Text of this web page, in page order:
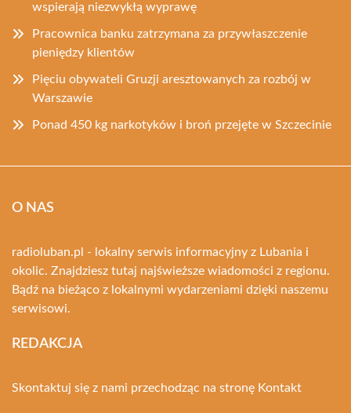
wspierają niezwykłą wyprawę
Pracownica banku zatrzymana za przywłaszczenie
pieniędzy klientów
Pięciu obywateli Gruzji aresztowanych za rozbój w
Warszawie
Ponad 450 kg narkotyków i broń przejęte w Szczecinie
O NAS
radioluban.pl - lokalny serwis informacyjny z Lubania i
okolic. Znajdziesz tutaj najświeższe wiadomości z regionu.
Bądź na bieżąco z lokalnymi wydarzeniami dzięki naszemu
serwisowi.
REDAKCJA
Skontaktuj się z nami przechodząc na stronę Kontakt